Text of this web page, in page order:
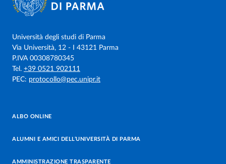
Università degli studi di Parma
Via Università, 12 - I 43121 Parma
P.IVA 00308780345
Tel. +39 0521 902111
PEC: protocollo@pec.unipr.it
ALBO ONLINE
ALUMNI E AMICI DELL’UNIVERSITÀ DI PARMA
AMMINISTRAZIONE TRASPARENTE